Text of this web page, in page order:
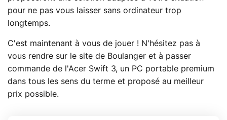
pour ne pas vous laisser sans ordinateur trop
longtemps.
C'est maintenant à vous de jouer ! N'hésitez pas à
vous rendre sur le site de Boulanger et à passer
commande de l'Acer Swift 3, un PC portable premium
dans tous les sens du terme et proposé au meilleur
prix possible.